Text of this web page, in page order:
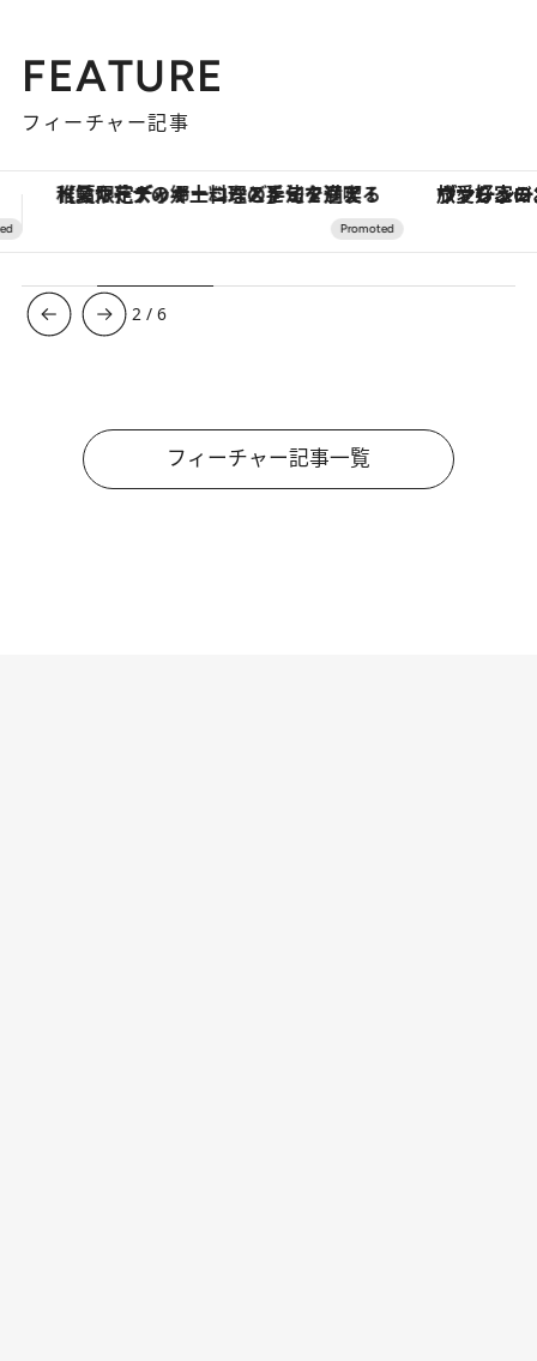
FEATURE
フィーチャー記事
ヴァシュロン・コンスタンタン「オーヴァーシーズ・オートマティック」。旅愛好家のお気に入りコレクションから、ジェンダーレスな新作が登場
3 /6
フィーチャー記事一覧